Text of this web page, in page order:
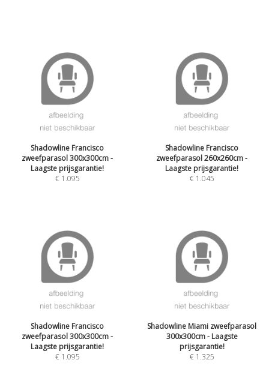
Shadowline Francisco
zweefparasol 300x300cm -
Laagste prijsgarantie!
€ 1.095
Shadowline Francisco
zweefparasol 260x260cm -
Laagste prijsgarantie!
€ 1.045
Shadowline Francisco
zweefparasol 300x300cm -
Laagste prijsgarantie!
€ 1.095
Shadowline Miami zweefparasol
300x300cm - Laagste
prijsgarantie!
€ 1.325